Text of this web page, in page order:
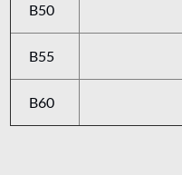
B50
B55
B60